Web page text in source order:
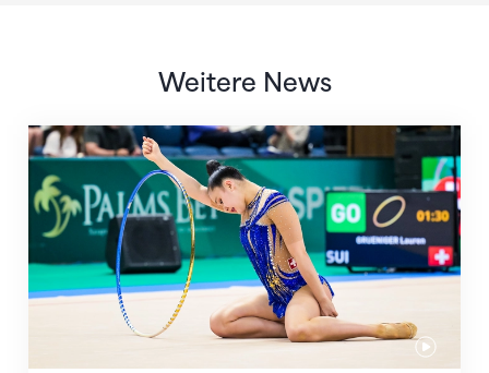
Weitere News
Nächster Halt: Weltmeisterschaft